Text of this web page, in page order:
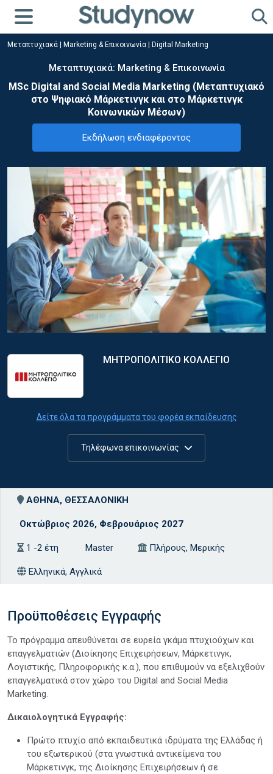
Μεταπτυχιακά Marketing & Επικοινωνία Digital Marketing
Μεταπτυχιακά: Marketing & Επικοινωνία
MSc Digital and Social Media Marketing (Μεταπτυχιακό
στο Ψηφιακό Μάρκετινγκ και στο Μάρκετινγκ
Κοινωνικών Μέσων)
Εκδήλωση ενδιαφέροντος
ΜΗΤΡΟΠΟΛΙΤΙΚΟ ΚΟΛΛΕΓΙΟ
Δείτε όλα τα προγράμματα του φορέα εκπαίδευσης
Τηλέφωνα επικοινωνίας
ΑΘΗΝΑ, ΘΕΣΣΑΛΟΝΙΚΗ
Οκτώβριος 2026, Φεβρουάριος 2027
1 -2 έτη Master Πλήρους, Μερικής
Ελληνικά, Αγγλικά
Προϋποθέσεις Εγγραφής
Το πρόγραμμα απευθύνεται σε ευρεία γκάμα πτυχιούχων και
επαγγελματιών (Διοίκησης Επιχειρήσεων, Μάρκετινγκ,
Λογιστικής, Πληροφορικής κ.α.), που επιθυμούν να εξελιχθούν
επαγγελματικά στον χώρο του Digital and Social Media
Marketing.
Δικαιολογητικά Εγγραφής:
Πρώτο πτυχίο από εκπαιδευτικά ιδρύματα της Ελλάδας ή
του εξωτερικού (στα γνωστικά αντικείμενα του
Μάρκετινγκ, της Διοίκησης Επιχειρήσεων ή σε